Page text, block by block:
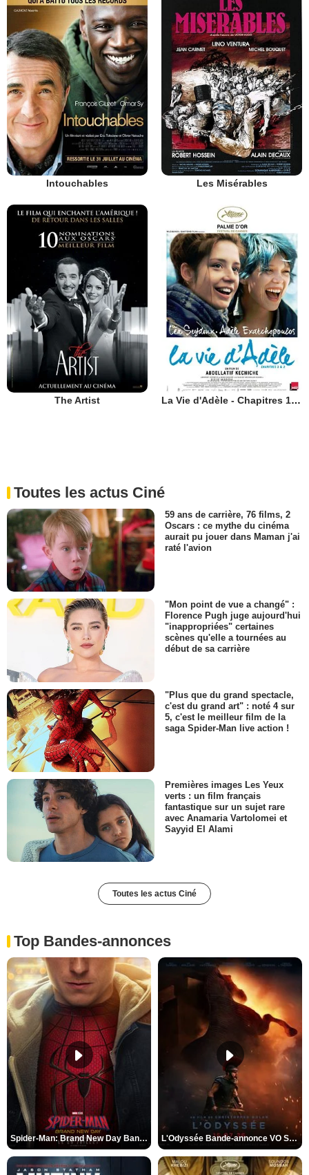
Intouchables Les Misérables
The Artist La Vie d'Adèle - Chapitres 1 et 2
Toutes les actus Ciné
59 ans de carrière, 76 films, 2
Oscars : ce mythe du cinéma
aurait pu jouer dans Maman j'ai
raté l'avion
"Mon point de vue a changé" :
Florence Pugh juge aujourd'hui
"inappropriées" certaines
scènes qu'elle a tournées au
début de sa carrière
"Plus que du grand spectacle,
c'est du grand art" : noté 4 sur
5, c'est le meilleur film de la
saga Spider-Man live action !
Premières images Les Yeux
verts : un film français
fantastique sur un sujet rare
avec Anamaria Vartolomei et
Sayyid El Alami
Toutes les actus Ciné
Top Bandes-annonces
Spider-Man: Brand New Day Bande-annonce VO STFR L'Odyssée Bande-annonce VO STFR